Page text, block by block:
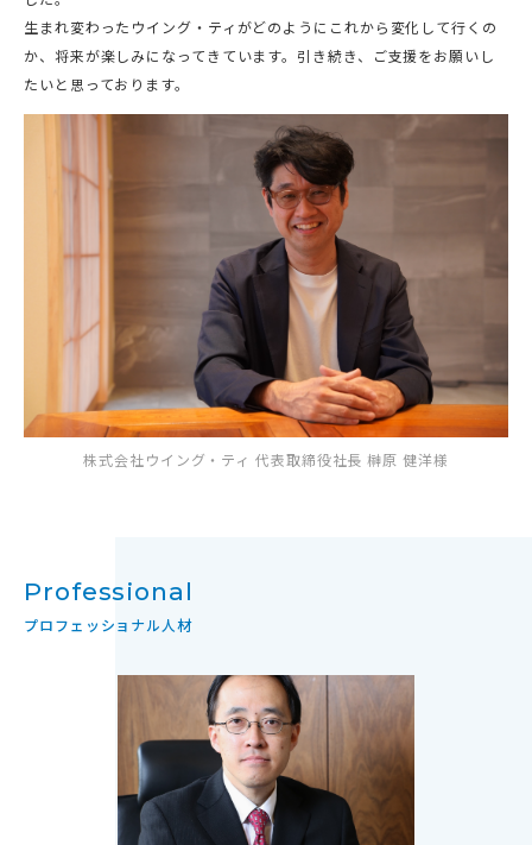
生まれ変わったウイング・ティがどのようにこれから変化して行くの
か、将来が楽しみになってきています。引き続き、ご支援をお願いし
たいと思っております。
株式会社ウイング・ティ 代表取締役社長 榊原 健洋様
Professional
プロフェッショナル人材